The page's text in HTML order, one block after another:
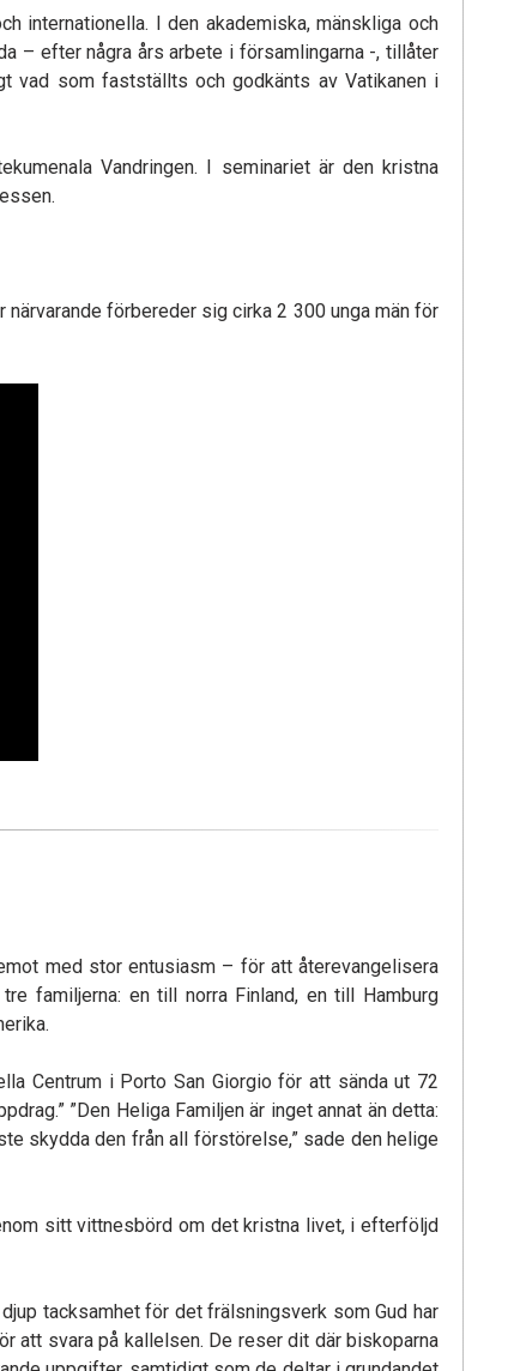
internationella. I den akademiska, mänskliga och
– efter några års arbete i församlingarna -, tillåter
vad som fastställts och godkänts av Vatikanen i
Vandringen. I seminariet är den kristna
förbereder sig cirka 2 300 unga män för
med stor entusiasm – för att återevangelisera
familjerna: en till norra Finland, en till Hamburg
Centrum i Porto San Giorgio för att sända ut 72
”Den Heliga Familjen är inget annat än detta:
skydda den från all förstörelse,” sade den helige
sitt vittnesbörd om det kristna livet, i efterföljd
tacksamhet för det frälsningsverk som Gud har
att svara på kallelsen. De reser dit där biskoparna